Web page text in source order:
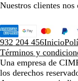
Nuestros clientes
932 204 456Inicio
Términos y
Una empresa de
los derechos